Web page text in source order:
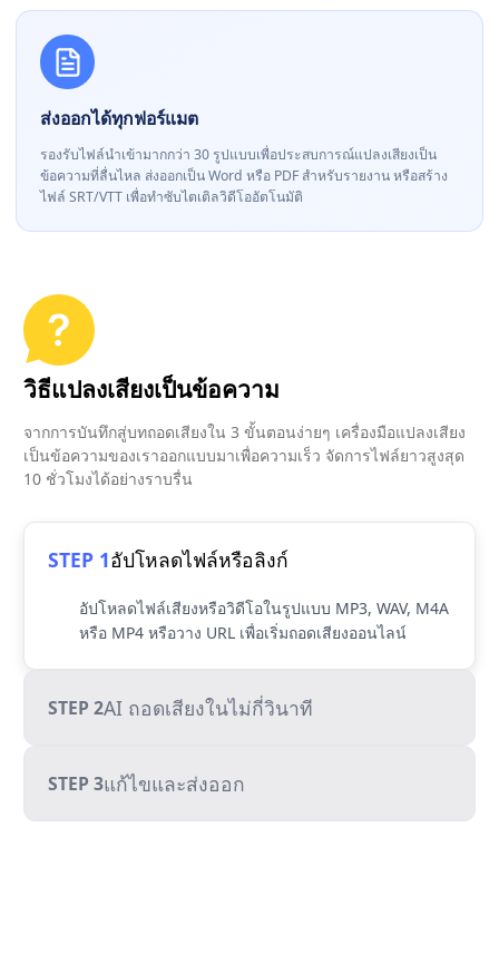
ส่งออกได้ทุกฟอร์แมต
รองรับไฟล์นำเข้ามากกว่า 30 รูปแบบเพื่อประสบการณ์แปลงเสียงเป็น
ข้อความที่ลื่นไหล ส่งออกเป็น Word หรือ PDF สำหรับรายงาน หรือสร้าง
ไฟล์ SRT/VTT เพื่อทำซับไตเติลวิดีโออัตโนมัติ
วิธีแปลงเสียงเป็นข้อความ
จากการบันทึกสู่บทถอดเสียงใน 3 ขั้นตอนง่ายๆ เครื่องมือแปลงเสียง
เป็นข้อความของเราออกแบบมาเพื่อความเร็ว จัดการไฟล์ยาวสูงสุด
10 ชั่วโมงได้อย่างราบรื่น
STEP 1อัปโหลดไฟล์หรือลิงก์
อัปโหลดไฟล์เสียงหรือวิดีโอในรูปแบบ MP3, WAV, M4A
หรือ MP4 หรือวาง URL เพื่อเริ่มถอดเสียงออนไลน์
STEP 2AI ถอดเสียงในไม่กี่วินาที
STEP 3แก้ไขและส่งออก